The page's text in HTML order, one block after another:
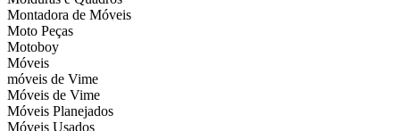
Montadora de Móveis
Moto Peças
Motoboy
Móveis
móveis de Vime
Móveis de Vime
Móveis Planejados
Móveis Usados